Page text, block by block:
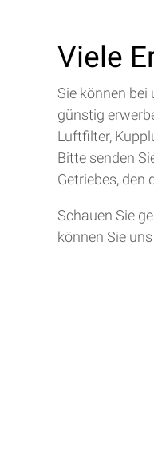
Viele
Sie können bei
günstig
Luftfilter,
Bitte senden
Getriebes, den
Schauen Sie
können Sie